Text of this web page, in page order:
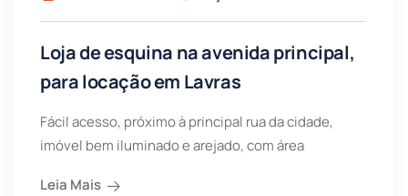
Loja de esquina na avenida principal,
para locação em Lavras
Fácil acesso, próximo à principal rua da cidade,
imóvel bem iluminado e arejado, com área
Leia Mais